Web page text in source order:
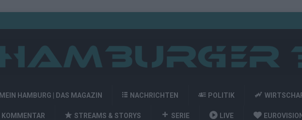
MEIN HAMBURG | DAS MAGAZIN NACHRICHTEN POLITIK
KOMMENTAR STREAMS & STORYS SERIE LIVE EUROVISION